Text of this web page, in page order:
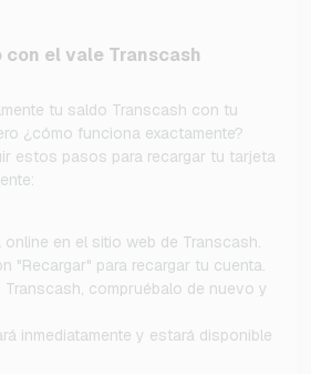
el vale Transcash
tu saldo Transcash con tu
¿cómo funciona exactamente?
estos pasos para recargar tu tarjeta
en el sitio web de Transcash.
"Recargar" para recargar tu cuenta.
compruébalo de nuevo y
inmediatamente y estará disponible